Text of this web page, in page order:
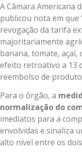
A Câmara Americana
publicou nota em que
revogação da tarifa
majoritariamente
banana, tomate, açaí,
efeito retroativo a 13
reembolso de
Para o órgão, a
normalização do
imediatos para a
envolvidas e sinaliza
alto nível entre os